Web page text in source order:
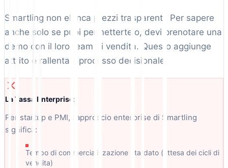
Smartling non elenca prezzi trasparenti. Per sapere
anche solo se puoi permettertelo, devi prenotare una
demo con il loro team di vendita. Questo aggiunge
attrito e rallenta il processo decisionale.
La Tassa Enterprise:
Per startup e PMI, l'approccio enterprise di Smartling
significa:
Tempo di commercializzazione ritardato (attesa dei cicli di
vendita)